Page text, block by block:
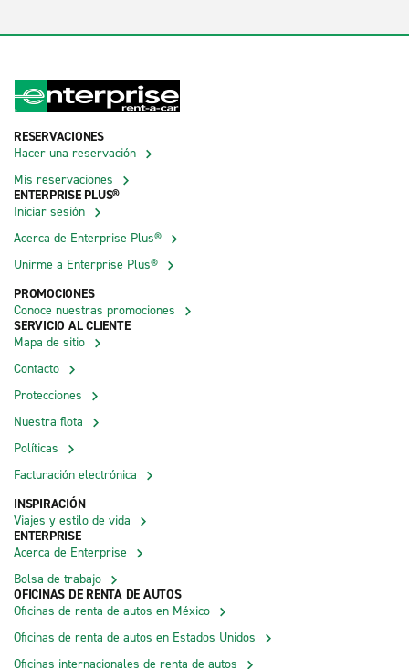
RESERVACIONES
Hacer una reservación
Mis reservaciones
ENTERPRISE PLUS®
Iniciar sesión
Acerca de Enterprise Plus®
Unirme a Enterprise Plus®
PROMOCIONES
Conoce nuestras promociones
SERVICIO AL CLIENTE
Mapa de sitio
Contacto
Protecciones
Nuestra flota
Políticas
Facturación electrónica
INSPIRACIÓN
Viajes y estilo de vida
ENTERPRISE
Acerca de Enterprise
Bolsa de trabajo
OFICINAS DE RENTA DE AUTOS
Oficinas de renta de autos en México
Oficinas de renta de autos en Estados Unidos
Oficinas internacionales de renta de autos